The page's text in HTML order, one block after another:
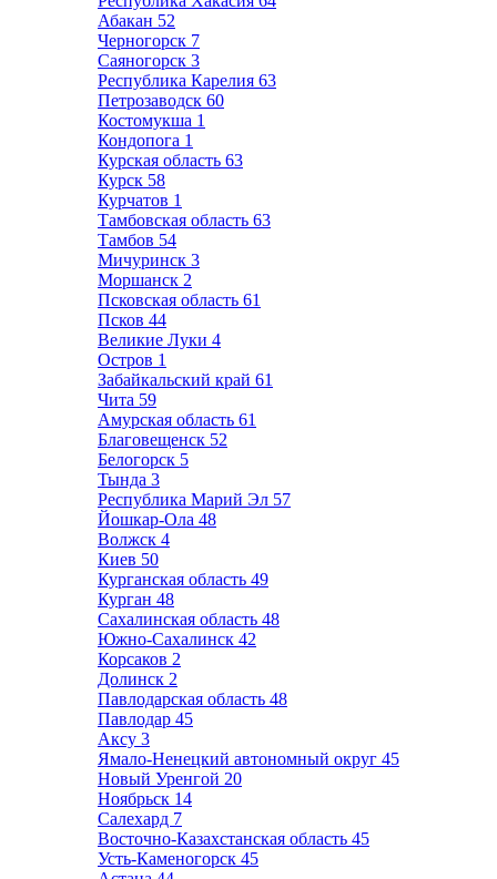
Абакан 52
Черногорск 7
Саяногорск 3
Республика Карелия 63
Петрозаводск 60
Костомукша 1
Кондопога 1
Курская область 63
Курск 58
Курчатов 1
Тамбовская область 63
Тамбов 54
Мичуринск 3
Моршанск 2
Псковская область 61
Псков 44
Великие Луки 4
Остров 1
Забайкальский край 61
Чита 59
Амурская область 61
Благовещенск 52
Белогорск 5
Тында 3
Республика Марий Эл 57
Йошкар-Ола 48
Волжск 4
Киев 50
Курганская область 49
Курган 48
Сахалинская область 48
Южно-Сахалинск 42
Корсаков 2
Долинск 2
Павлодарская область 48
Павлодар 45
Аксу 3
Ямало-Ненецкий автономный округ 45
Новый Уренгой 20
Ноябрьск 14
Салехард 7
Восточно-Казахстанская область 45
Усть-Каменогорск 45